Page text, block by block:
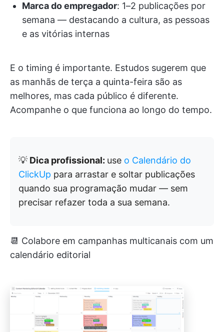
Marca do empregador: 1–2 publicações por
semana — destacando a cultura, as pessoas
e as vitórias internas
E o timing é importante. Estudos sugerem que
as manhãs de terça a quinta-feira são as
melhores, mas cada público é diferente.
Acompanhe o que funciona ao longo do tempo.
💡 Dica profissional: use o Calendário do
ClickUp para arrastar e soltar publicações
quando sua programação mudar — sem
precisar refazer toda a sua semana.
📆 Colabore em campanhas multicanais com um
calendário editorial